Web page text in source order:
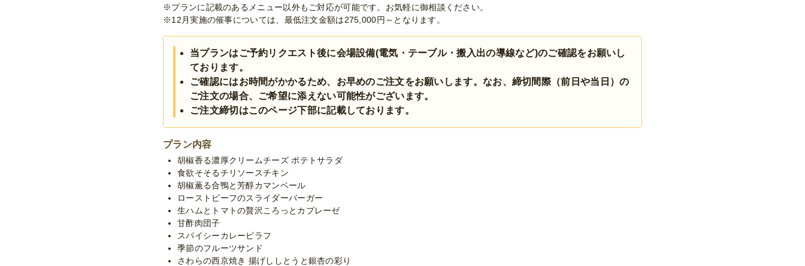
※プランに記載のあるメニュー以外もご対応が可能です。お気軽に御相談ください。
※12月実施の催事については、最低注文金額は275,000円～となります。
当プランはご予約リクエスト後に会場設備(電気・テーブル・搬入出の導線など)のご確認をお願いし
ております。
ご確認にはお時間がかかるため、お早めのご注文をお願いします。なお、締切間際（前日や当日）の
ご注文の場合、ご希望に添えない可能性がございます。
ご注文締切はこのページ下部に記載しております。
プラン内容
胡椒香る濃厚クリームチーズ ポテトサラダ
食欲そそるチリソースチキン
胡椒薫る合鴨と芳醇カマンベール
ローストビーフのスライダーバーガー
生ハムとトマトの贅沢ころっとカプレーゼ
甘酢肉団子
スパイシーカレーピラフ
季節のフルーツサンド
さわらの西京焼き 揚げししとうと銀杏の彩り